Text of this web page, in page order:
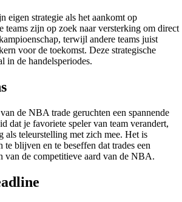
eigen strategie als het aankomt op
teams zijn op zoek naar versterking om direct
terwijl andere teams juist
voor de toekomst. Deze strategische
in de handelsperiodes.
de NBA trade geruchten een spannende
dat je favoriete speler van team verandert,
teleurstelling met zich mee. Het is
blijven en te beseffen dat trades een
van de competitieve aard van de NBA.